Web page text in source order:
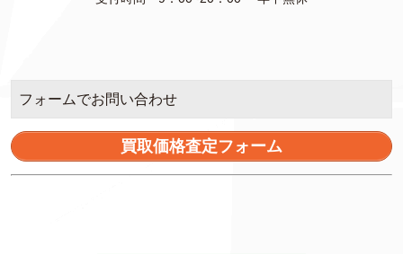
フォームでお問い合わせ
買取価格査定フォーム